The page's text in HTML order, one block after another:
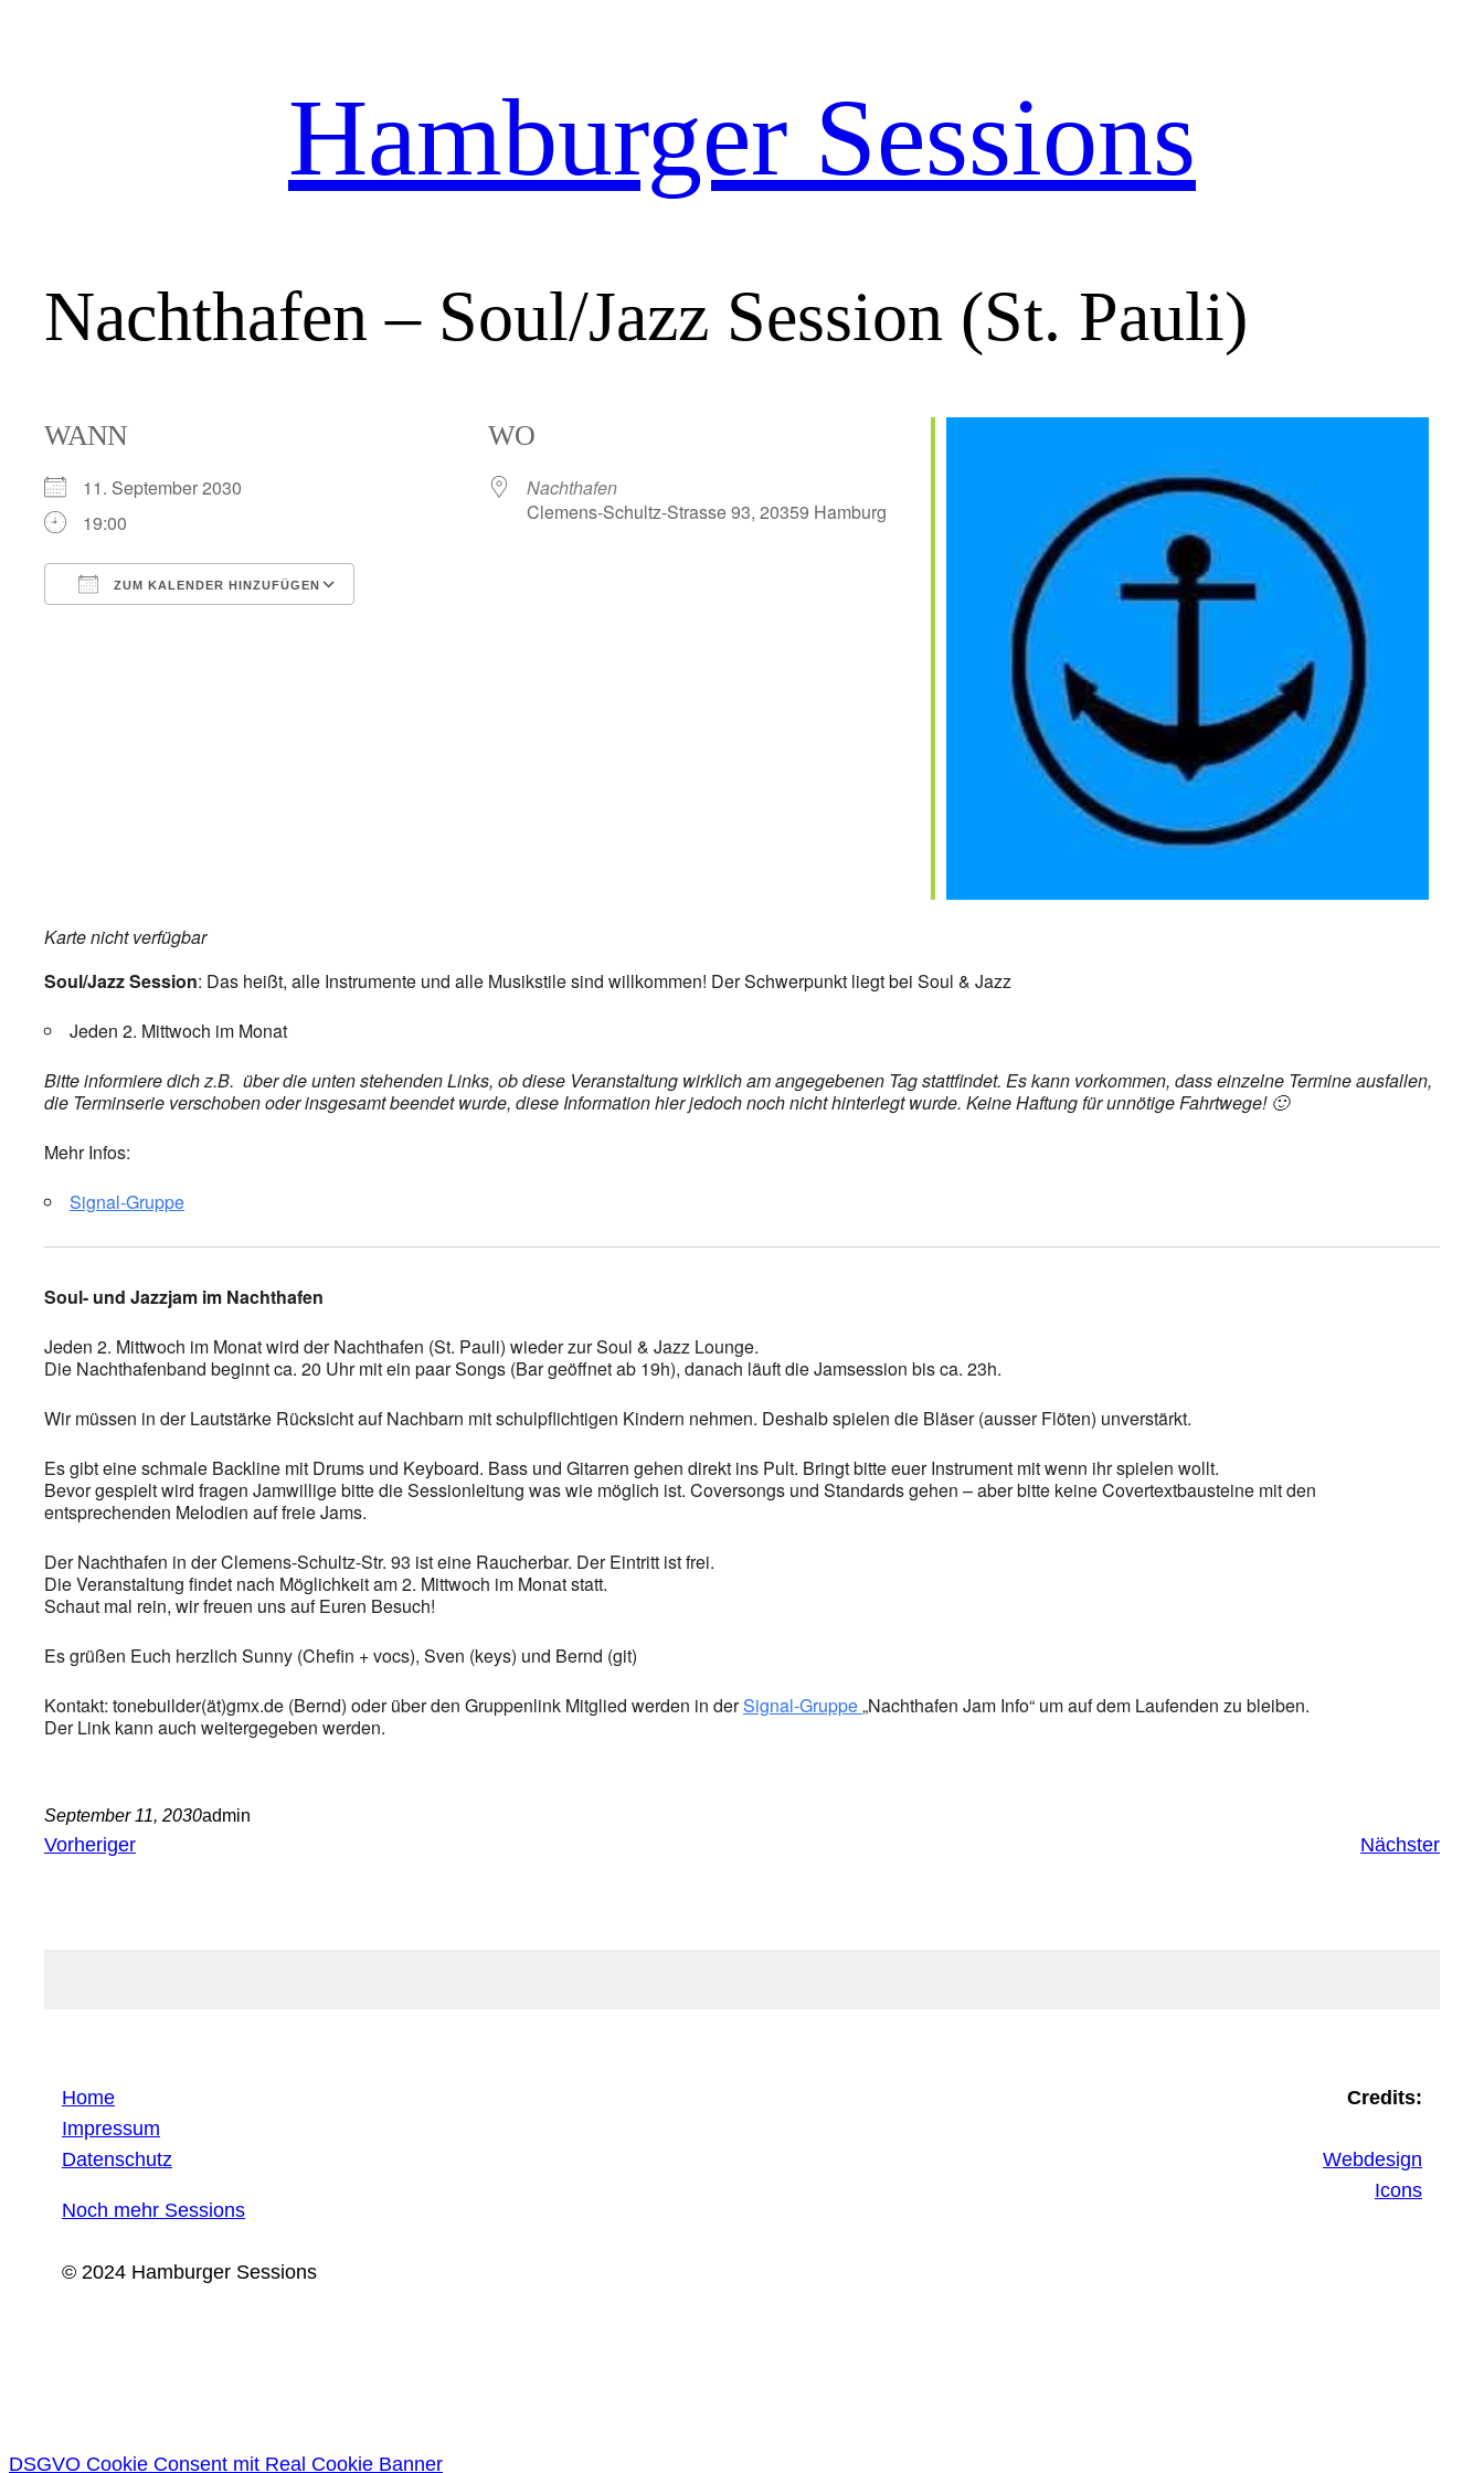
Hamburger Sessions
Nachthafen – Soul/Jazz Session (St. Pauli)
WANN
11. September 2030
19:00
ZUM KALENDER HINZUFÜGEN
Office 365 Outlook Live
WO
Nachthafen
Clemens-Schultz-Strasse 93, 20359 Hamburg
Karte nicht verfügbar
Soul/Jazz Session: Das heißt, alle Instrumente und alle Musikstile sind willkommen! Der Schwerpunkt liegt bei Soul & Jazz
Jeden 2. Mittwoch im Monat
Bitte informiere dich z.B. über die unten stehenden Links, ob diese Veranstaltung wirklich am angegebenen Tag stattfindet. Es kann vorkommen, dass einzelne Termine ausfallen,
die Terminserie verschoben oder insgesamt beendet wurde, diese Information hier jedoch noch nicht hinterlegt wurde. Keine Haftung für unnötige Fahrtwege! 🙂
Mehr Infos:
Signal-Gruppe
Soul- und Jazzjam im Nachthafen
Jeden 2. Mittwoch im Monat wird der Nachthafen (St. Pauli) wieder zur Soul & Jazz Lounge.
Die Nachthafenband beginnt ca. 20 Uhr mit ein paar Songs (Bar geöffnet ab 19h), danach läuft die Jamsession bis ca. 23h.
Wir müssen in der Lautstärke Rücksicht auf Nachbarn mit schulpflichtigen Kindern nehmen. Deshalb spielen die Bläser (ausser Flöten) unverstärkt.
Es gibt eine schmale Backline mit Drums und Keyboard. Bass und Gitarren gehen direkt ins Pult. Bringt bitte euer Instrument mit wenn ihr spielen wollt.
Bevor gespielt wird fragen Jamwillige bitte die Sessionleitung was wie möglich ist. Coversongs und Standards gehen – aber bitte keine Covertextbausteine mit den
entsprechenden Melodien auf freie Jams.
Der Nachthafen in der Clemens-Schultz-Str. 93 ist eine Raucherbar. Der Eintritt ist frei.
Die Veranstaltung findet nach Möglichkeit am 2. Mittwoch im Monat statt.
Schaut mal rein, wir freuen uns auf Euren Besuch!
Es grüßen Euch herzlich Sunny (Chefin + vocs), Sven (keys) und Bernd (git)
Kontakt: tonebuilder(ät)gmx.de (Bernd) oder über den Gruppenlink Mitglied werden in derSignal-Gruppe„Nachthafen Jam Info“ um auf dem Laufenden zu bleiben.
Der Link kann auch weitergegeben werden.
September 11, 2030admin
Vorheriger Nächster
Home
Impressum
Datenschutz
Noch mehr Sessions
© 2024 Hamburger Sessions
Credits:
Webdesign
Icons
DSGVO Cookie Consent mit Real Cookie Banner